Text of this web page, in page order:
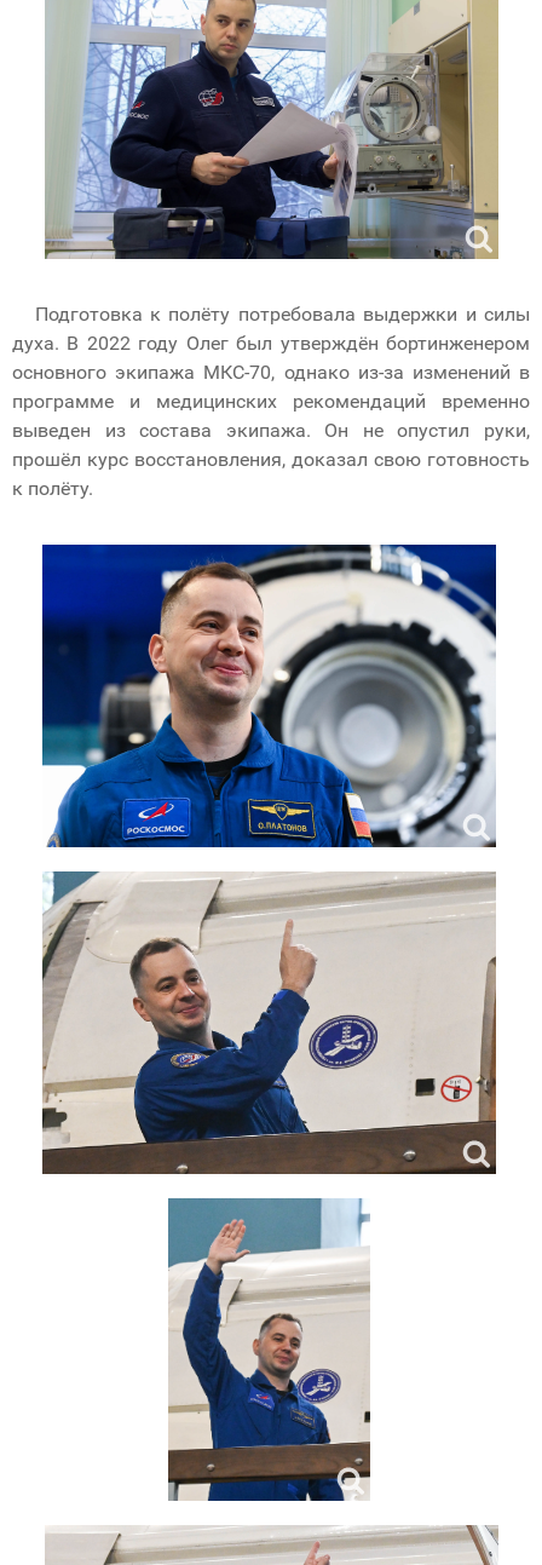
Подготовка к полёту потребовала выдержки и силы
духа. В 2022 году Олег был утверждён бортинженером
основного экипажа МКС-70, однако из-за изменений в
программе и медицинских рекомендаций временно
выведен из состава экипажа. Он не опустил руки,
прошёл курс восстановления, доказал свою готовность
к полёту.